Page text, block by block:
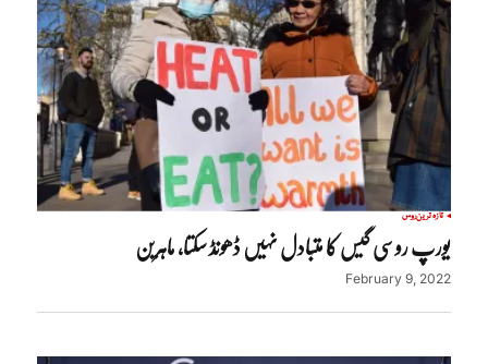
تازہ ترینروس
یورپ روسی گیس کا متبادل نہیں ڈھونڈ سکتا، ماہرین
February 9, 2022